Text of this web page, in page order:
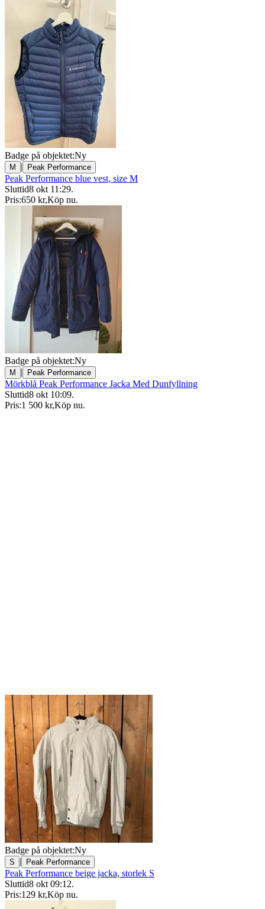
Badge på objektet:Ny
M | Peak Performance
Peak Performance blue vest, size M
Sluttid8 okt 11:29.
Pris:650 kr,Köp nu.
Badge på objektet:Ny
M | Peak Performance
Mörkblå Peak Performance Jacka Med Dunfyllning
Sluttid8 okt 10:09.
Pris:1 500 kr,Köp nu.
Badge på objektet:Ny
S | Peak Performance
Peak Performance beige jacka, storlek S
Sluttid8 okt 09:12.
Pris:129 kr,Köp nu.